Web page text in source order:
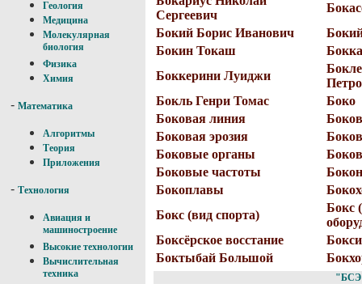
Геология
Медицина
Молекулярная
биология
Физика
Химия
- Математика
Алгоритмы
Теория
Приложения
- Технология
Авиация и
машиностроение
Высокие технологии
Вычислительная
техника
Сергеевич
Бокий Борис Иванович
Бокин Токаш
Бокка
Боккерини Луиджи
Бокль Генри Томас
Боко
Боковая линия
Боковая эрозия
Боковые органы
Боковые частоты
Бокоплавы
Бокс (вид спорта)
Бокс
Боксёрское восстание
Боктыбай Большой